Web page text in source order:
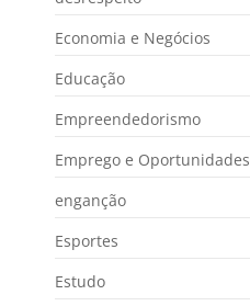
Economia e Negócios
Educação
Empreendedorismo
Emprego e Oportunidades
enganção
Esportes
Estudo